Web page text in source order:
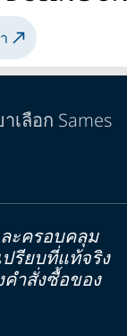
เลือก Sames
ะครอบคลุม
รียบที่แท้จริง
ำสั่งซื้อของ